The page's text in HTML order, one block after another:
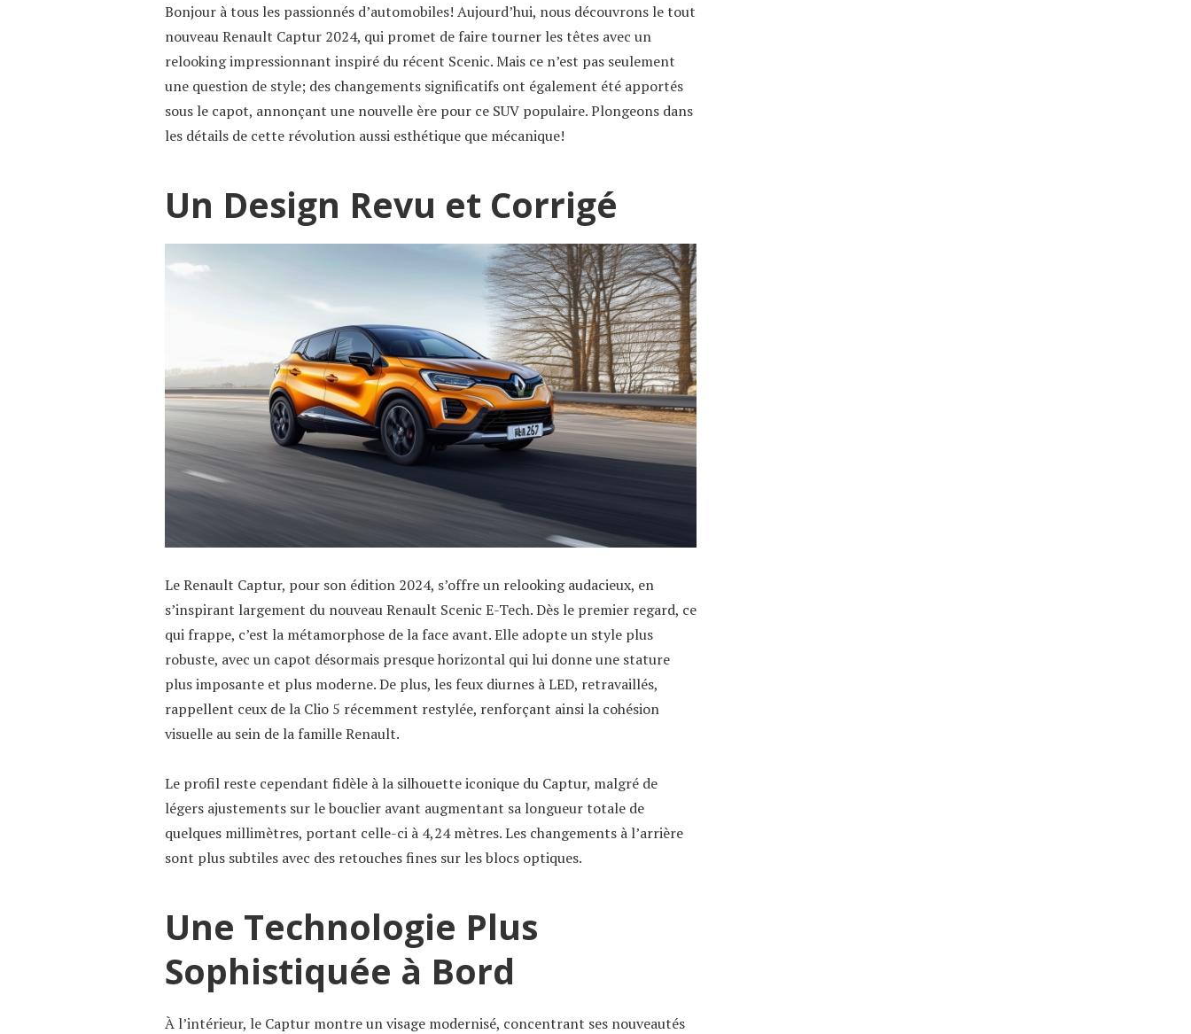
Bonjour à tous les passionnés d’automobiles! Aujourd’hui, nous découvrons le tout
nouveau Renault Captur 2024, qui promet de faire tourner les têtes avec un
relooking impressionnant inspiré du récent Scenic. Mais ce n’est pas seulement
une question de style; des changements significatifs ont également été apportés
sous le capot, annonçant une nouvelle ère pour ce SUV populaire. Plongeons dans
les détails de cette révolution aussi esthétique que mécanique!
Un Design Revu et Corrigé
Le Renault Captur, pour son édition 2024, s’offre un relooking audacieux, en
s’inspirant largement du nouveau Renault Scenic E-Tech. Dès le premier regard, ce
qui frappe, c’est la métamorphose de la face avant. Elle adopte un style plus
robuste, avec un capot désormais presque horizontal qui lui donne une stature
plus imposante et plus moderne. De plus, les feux diurnes à LED, retravaillés,
rappellent ceux de la Clio 5 récemment restylée, renforçant ainsi la cohésion
visuelle au sein de la famille Renault.
Le profil reste cependant fidèle à la silhouette iconique du Captur, malgré de
légers ajustements sur le bouclier avant augmentant sa longueur totale de
quelques millimètres, portant celle-ci à 4,24 mètres. Les changements à l’arrière
sont plus subtiles avec des retouches fines sur les blocs optiques.
Une Technologie Plus
Sophistiquée à Bord
À l’intérieur, le Captur montre un visage modernisé, concentrant ses nouveautés